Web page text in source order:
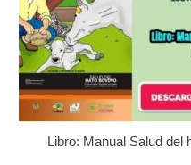
Libro: Manual Salud del